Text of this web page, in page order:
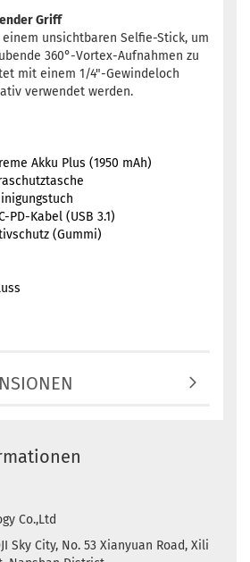
Griff
unsichtbaren Selfie-Stick, um
360°-Vortex-Aufnahmen zu
mit einem 1/4"-Gewindeloch
verwendet werden.
Akku Plus (1950 mAh)
PD-Kabel (USB 3.1)
(Gummi)
Co.,Ltd
Sky City, No. 53 Xianyuan Road, Xili